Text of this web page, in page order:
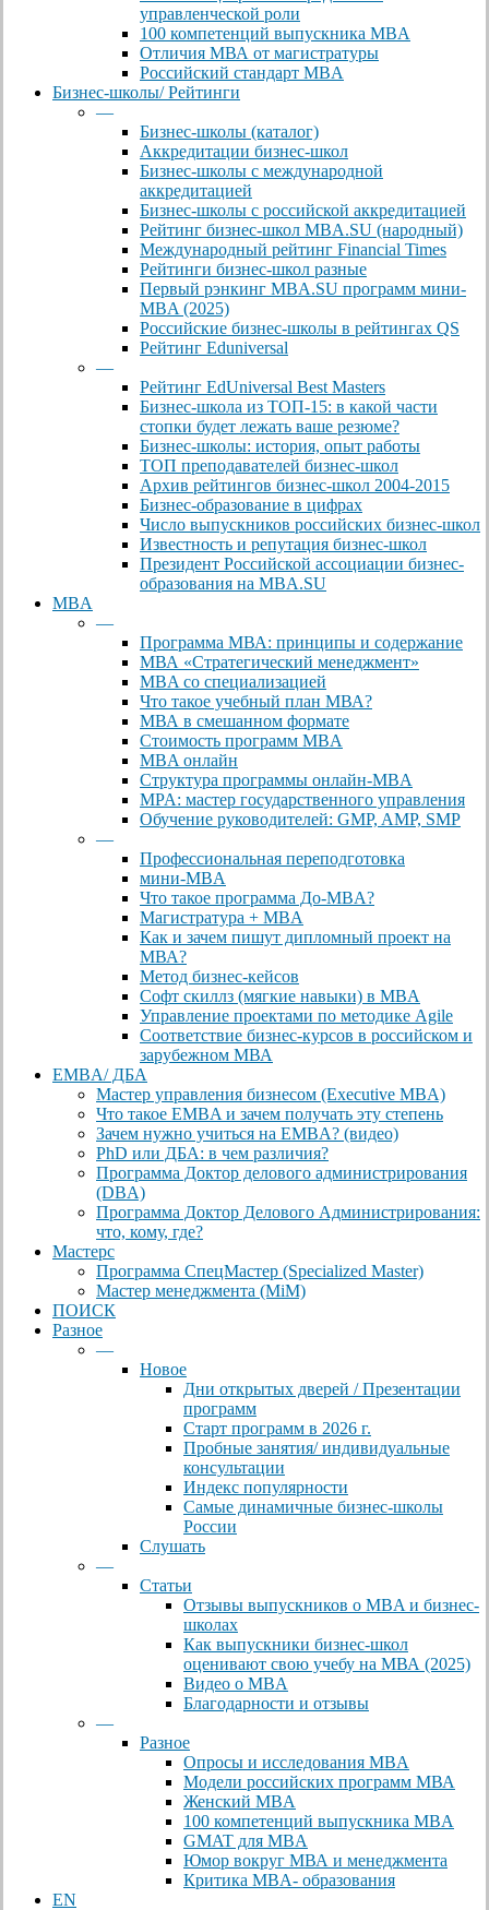
управленческой роли
100 компетенций выпускника MBA
Отличия МВА от магистратуры
Российский стандарт MBA
Бизнес-школы/ Рейтинги
—
Бизнес-школы (каталог)
Аккредитации бизнес-школ
Бизнес-школы с международной
аккредитацией
Бизнес-школы с российской аккредитацией
Рейтинг бизнес-школ MBA.SU (народный)
Международный рейтинг Financial Times
Рейтинги бизнес-школ разные
Первый рэнкинг MBA.SU программ мини-
MBA (2025)
Российские бизнес-школы в рейтингах QS
Рейтинг Eduniversal
—
Рейтинг EdUniversal Best Masters
Бизнес-школа из ТОП-15: в какой части
стопки будет лежать ваше резюме?
Бизнес-школы: история, опыт работы
ТОП преподавателей бизнес-школ
Архив рейтингов бизнес-школ 2004-2015
Бизнес-образование в цифрах
Число выпускников российских бизнес-школ
Известность и репутация бизнес-школ
Президент Российской ассоциации бизнес-
образования на MBA.SU
MBA
—
Программа МВА: принципы и содержание
МВА «Cтратегический менеджмент»
MBA со специализацией
Что такое учебный план МВА?
МВА в смешанном формате
Стоимость программ MBA
MBA онлайн
Cтруктура программы онлайн-MBA
MPA: мастер государственного управления
Обучение руководителей: GMP, AMP, SMP
—
Профессиональная переподготовка
мини-MBA
Что такое программа До-MBA?
Магистратура + MBA
Как и зачем пишут дипломный проект на
МВА?
Метод бизнес-кейсов
Софт скиллз (мягкие навыки) в MBA
Управление проектами по методике Agile
Соответствие бизнес-курсов в российском и
зарубежном МВА
EMBA/ ДБA
Мастер управления бизнесом (Executive MBA)
Что такое EMBA и зачем получать эту степень
Зачем нужно учиться на EMBA? (видео)
PhD или ДБА: в чем различия?
Программа Доктор делового администрирования
(DBА)
Программа Доктор Делового Администрирования:
что, кому, где?
Мастерс
Программа СпецМастер (Specialized Master)
Мастер менеджмента (MiM)
ПОИСК
Разное
—
Новое
Дни открытых дверей / Презентации
программ
Старт программ в 2026 г.
Пробные занятия/ индивидуальные
консультации
Индекс популярности
Самые динамичные бизнес-школы
России
Слушать
—
Статьи
Отзывы выпускников о MBA и бизнес-
школах
Как выпускники бизнес-школ
оценивают свою учебу на МВА (2025)
Видео о MBA
Благодарности и отзывы
—
Разное
Опросы и исследования MBA
Модели российских программ МВА
Женский MBA
100 компетенций выпускника MBA
GMAT для MBA
Юмор вокруг МВА и менеджмента
Критика MBA- образования
EN